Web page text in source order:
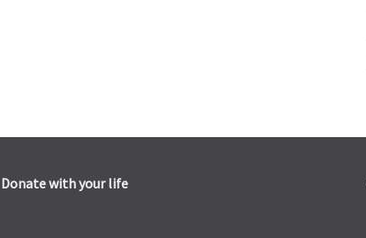
Donate with your life